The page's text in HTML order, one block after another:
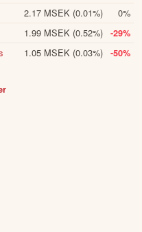
du upptäcka fel eller
är du välkommen att
2.17 MSEK (0.01%)
0%
1.99 MSEK (0.52%) -29%
1.05 MSEK (0.03%)
-50%